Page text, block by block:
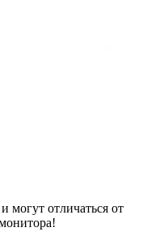
могут отличаться от